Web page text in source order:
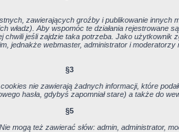
zawierających groźby i publikowanie innych
władz). Aby wspomóc te działania rejestrowane
jeśli zajdzie taka potrzeba. Jako
jednakże webmaster, administrator i
§3
nie zawierają żadnych informacji, które
hasła, gdybyś zapomniał stare) a także do
§5
mogą też zawierać słów: admin, administrator,